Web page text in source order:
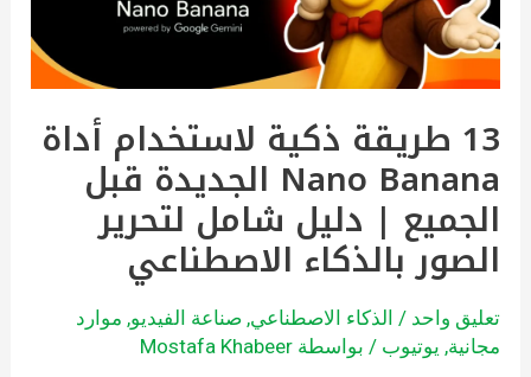
13 طريقة ذكية لاستخدام أداة
Nano Banana الجديدة قبل
الجميع | دليل شامل لتحرير
الصور بالذكاء الاصطناعي
تعليق واحد / الذكاء الاصطناعي,صناعة الفيديو, موارد
مجانية, يوتيوب / بواسطة Mostafa Khabeer
Nano
Banana
الجديدة
قبل
|
دليل
شامل
لتحرير
الصور